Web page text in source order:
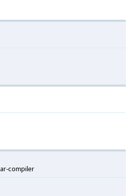
compiler